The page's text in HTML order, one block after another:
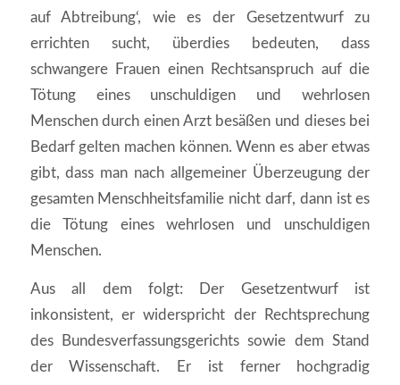
auf Abtreibung‘, wie es der Gesetzentwurf zu
errichten sucht, überdies bedeuten, dass
schwangere Frauen einen Rechtsanspruch auf die
Tötung eines unschuldigen und wehrlosen
Menschen durch einen Arzt besäßen und dieses bei
Bedarf gelten machen können. Wenn es aber etwas
gibt, dass man nach allgemeiner Überzeugung der
gesamten Menschheitsfamilie nicht darf, dann ist es
die Tötung eines wehrlosen und unschuldigen
Menschen.
Aus all dem folgt: Der Gesetzentwurf ist
inkonsistent, er widerspricht der Rechtsprechung
des Bundesverfassungsgerichts sowie dem Stand
der Wissenschaft. Er ist ferner hochgradig